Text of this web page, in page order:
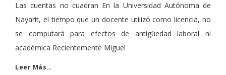
Las cuentas no cuadran En la Universidad Autónoma de
Nayarit, el tiempo que un docente utilizó como licencia, no
se computará para efectos de antigüedad laboral ni
académica Recientemente Miguel
Leer Más…